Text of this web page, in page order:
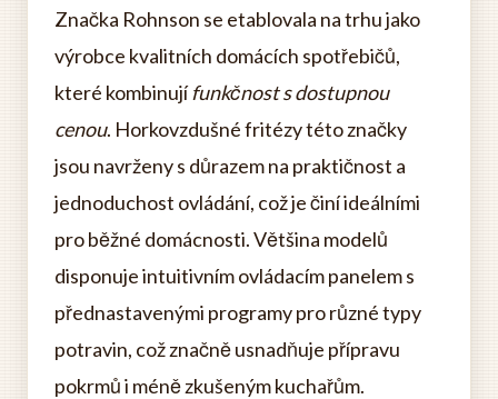
Značka Rohnson se etablovala na trhu jako
výrobce kvalitních domácích spotřebičů,
které kombinujífunkčnost s dostupnou
cenou. Horkovzdušné fritézy této značky
jsou navrženy s důrazem na praktičnost a
jednoduchost ovládání, což je činí ideálními
pro běžné domácnosti. Většina modelů
disponuje intuitivním ovládacím panelem s
přednastavenými programy pro různé typy
potravin, což značně usnadňuje přípravu
pokrmů i méně zkušeným kuchařům.